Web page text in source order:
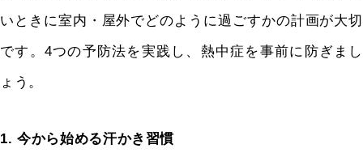
いときに室内・屋外でどのように過ごすかの計画が大切
です。4つの予防法を実践し、熱中症を事前に防ぎまし
ょう。
1. 今から始める汗かき習慣